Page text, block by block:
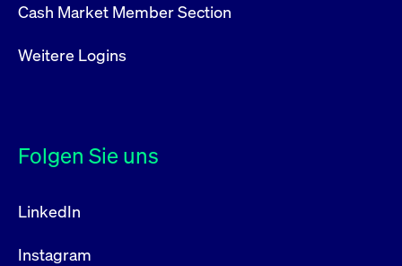
Cash Market Member Section
Weitere Logins
Folgen Sie uns
LinkedIn
Instagram